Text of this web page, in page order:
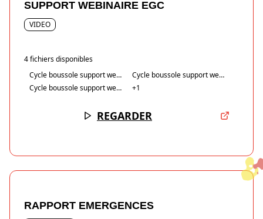
SUPPORT WEBINAIRE EGC
VIDEO
4fichiers disponibles
Cycle boussole support we…
Cycle boussole support we…
Cycle boussole support we…
+1
REGARDER
RAPPORT EMERGENCES